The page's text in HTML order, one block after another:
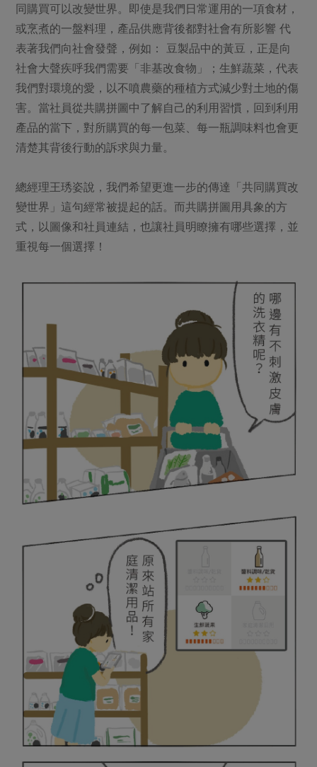
同購買可以改變世界。即使是我們日常運用的一項食材，
或烹煮的一盤料理，產品供應背後都對社會有所影響 代
表著我們向社會發聲，例如： 豆製品中的黃豆，正是向
社會大聲疾呼我們需要「非基改食物」；生鮮蔬菜，代表
我們對環境的愛，以不噴農藥的種植方式減少對土地的傷
害。當社員從共購拼圖中了解自己的利用習慣，回到利用
產品的當下，對所購買的每一包菜、每一瓶調味料也會更
清楚其背後行動的訴求與力量。
總經理王琇姿說，我們希望更進一步的傳達「共同購買改
變世界」這句經常被提起的話。而共購拼圖用具象的方
式，以圖像和社員連結，也讓社員明瞭擁有哪些選擇，並
重視每一個選擇！